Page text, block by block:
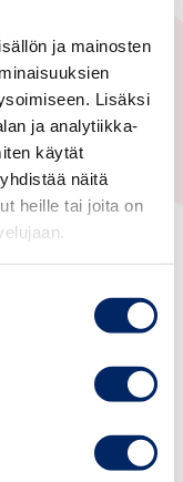
ja mainosten
Lisäksi
ja analytiikka-
käytät
näitä
heille tai joita on
-
of Steel
of the 3rd
20-22 2017 in
with a series